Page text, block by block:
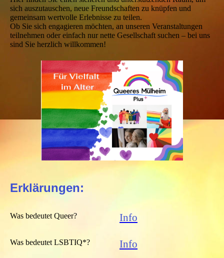
sich auszutauschen, neue Freundschaften zu knüpfen und
gemeinsam wertvolle Erlebnisse zu teilen.
Ob Sie sich engagieren möchten, an unseren Veranstaltungen
teilnehmen oder einfach nur nette Gesellschaft suchen – bei uns
sind Sie herzlich willkommen!
Erklärungen:
Was bedeutet Queer? Info
Was bedeutet LSBTIQ*? Info